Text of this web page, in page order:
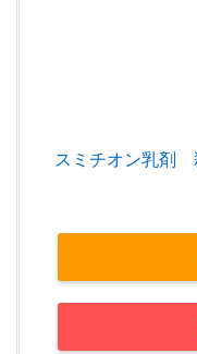
スミチオン乳剤